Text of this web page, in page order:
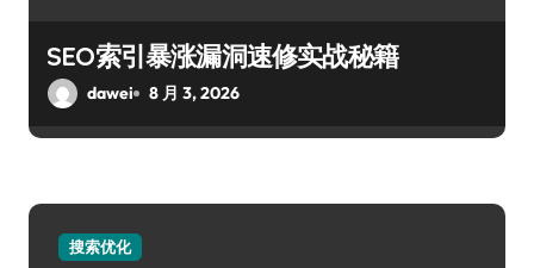
SEO索引暴涨漏洞速修实战秘籍
dawei 8 月 3, 2026
搜索优化